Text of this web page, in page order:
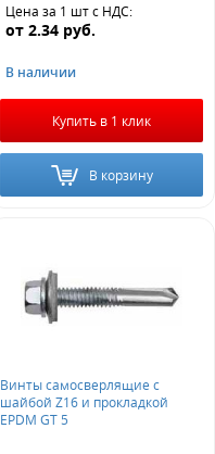
Цена за 1 штс НДС:
от 2.34 руб.
В наличии
Купить в 1 клик
В корзину
Винты самосверлящие с
шайбой Z16 и прокладкой
EPDM GT 5